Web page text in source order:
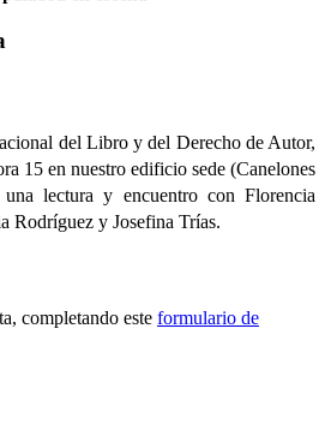
del Libro y del Derecho de Autor,
15 en nuestro edificio sede (Canelones
lectura y encuentro con Florencia
Rodríguez y Josefina Trías.
completando este formulario de